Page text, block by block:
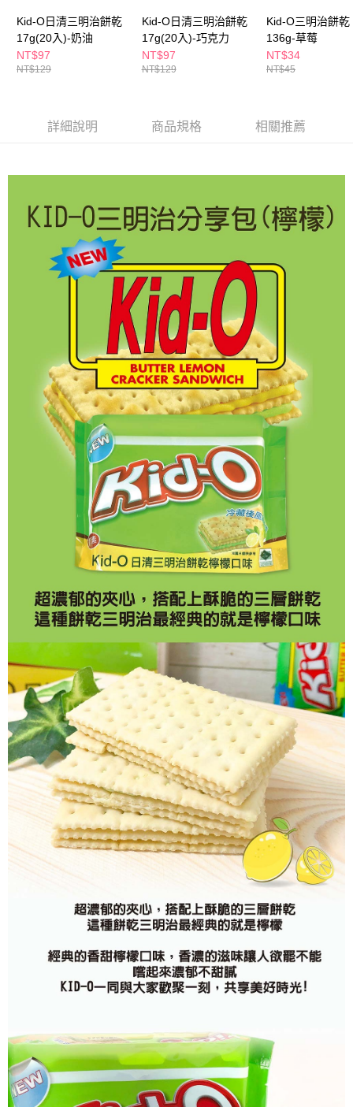
結帳頁面，進行簡訊認證並確認金額後，即可完成結帳。
２．訂單成立數日內，您將收到繳費通知簡訊。
３．收到繳費通知簡訊後14天內，點擊此簡訊中的連結，可透過四大超商／
ATM／網路銀行／等多元方式進行付款，方視為交易完成。
※ 交易是否成功請以「AFTEE先享後付 」之結帳頁面顯示為準，若有關於
易，需依本服務之必要範圍內提供個人資料，並將交易相關給付款項請求債
權轉讓予恩沛科技股份有限公司。
２．關於個人資料處理事宜，請瀏覽以下網址：
https://aftee.tw/terms/#terms3
３．未成年的使用者請事先徵得法定代理人或監護人之同意方可使用
「AFTEE先享後付」，若未經同意申辦者引起之損失，本公司不負相關責
４．使用「AFTEE先享後付」時，將依據個別帳號之用戶狀況，依本公司即
時審查核予不同之上限額度；若仍有額度不足之情形，本公司將視審查結果
請求用戶進行身份認證。
５．嚴禁一人註冊多個帳號或使用他人資訊註冊。若發現惡意使用之情形，
恩沛科技股份有限公司將有權停止該用戶之使用額度並採取法律行動。
付款後全家取貨
每筆NT$65，滿NT$390(含以上)免運費
萊爾富取貨付款
付款後萊爾富取貨
7-11取貨付款
付款後7-11取貨
每筆NT$65，滿NT$490(含以上)免運費
宅配(本島)
每筆NT$100，滿NT$790(含以上)免運費
付款後寶雅門市自取(由倉庫統一出貨)
每筆NT$80，滿NT$290(含以上)免運費
Kid-O日清三明治餅乾
17g(20入)-奶油
NT$97
NT$129
Kid-O日清三明治餅乾
17g(20入)-巧克力
NT$97
NT$129
Kid-O三明治餅乾
136g-草莓
NT$34
NT$45
詳細說明 商品規格 相關推薦